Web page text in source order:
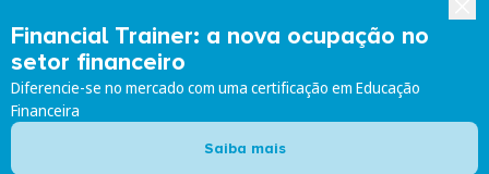
Financial Trainer: a nova ocupação no
setor financeiro
Diferencie-se no mercado com uma certificação em Educação
Financeira
Saiba mais
Doutor Finanças, Lda